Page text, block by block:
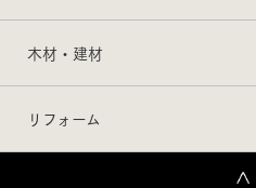
木材・建材
リフォーム